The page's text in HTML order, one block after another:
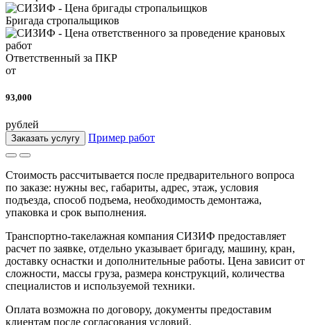
Бригада стропальщиков
Ответственный за ПКР
от
93,000
рублей
Заказать услугу Пример работ
Стоимость рассчитывается после предварительного вопроса
по заказе: нужны вес, габариты, адрес, этаж, условия
подъезда, способ подъема, необходимость демонтажа,
упаковка и срок выполнения.
Транспортно-такелажная компания СИЗИФ предоставляет
расчет по заявке, отдельно указывает бригаду, машину, кран,
доставку оснастки и дополнительные работы. Цена зависит от
сложности, массы груза, размера конструкций, количества
специалистов и используемой техники.
Оплата возможна по договору, документы предоставим
клиентам после согласования условий.